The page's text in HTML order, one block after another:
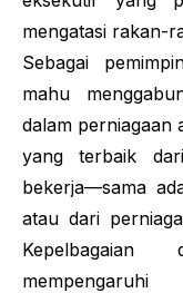
mengatasi rakan-
Sebagai
mahu
dalam perniagaan
yang terbaik
bekerja—sama
atau dari